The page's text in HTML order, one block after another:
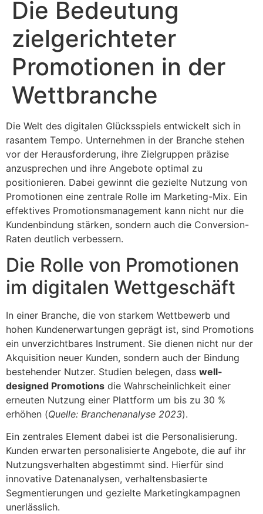
Die Bedeutung
zielgerichteter
Promotionen in der
Wettbranche
Die Welt des digitalen Glücksspiels entwickelt sich in
rasantem Tempo. Unternehmen in der Branche stehen
vor der Herausforderung, ihre Zielgruppen präzise
anzusprechen und ihre Angebote optimal zu
positionieren. Dabei gewinnt die gezielte Nutzung von
Promotionen eine zentrale Rolle im Marketing-Mix. Ein
effektives Promotionsmanagement kann nicht nur die
Kundenbindung stärken, sondern auch die Conversion-
Raten deutlich verbessern.
Die Rolle von Promotionen
im digitalen Wettgeschäft
In einer Branche, die von starkem Wettbewerb und
hohen Kundenerwartungen geprägt ist, sind Promotions
ein unverzichtbares Instrument. Sie dienen nicht nur der
Akquisition neuer Kunden, sondern auch der Bindung
bestehender Nutzer. Studien belegen, dass well-
designed Promotions die Wahrscheinlichkeit einer
erneuten Nutzung einer Plattform um bis zu 30 %
erhöhen (Quelle: Branchenanalyse 2023).
Ein zentrales Element dabei ist die Personalisierung.
Kunden erwarten personalisierte Angebote, die auf ihr
Nutzungsverhalten abgestimmt sind. Hierfür sind
innovative Datenanalysen, verhaltensbasierte
Segmentierungen und gezielte Marketingkampagnen
unerlässlich.